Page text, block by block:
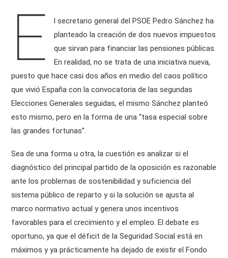
E
l secretario general del PSOE Pedro Sánchez ha
planteado la creación de dos nuevos impuestos
que sirvan para financiar las pensiones públicas.
En realidad, no se trata de una iniciativa nueva,
puesto que hace casi dos años en medio del caos político
que vivió España con la convocatoria de las segundas
Elecciones Generales seguidas, el mismo Sánchez planteó
esto mismo, pero en la forma de una “tasa especial sobre
las grandes fortunas”.
Sea de una forma u otra, la cuestión es analizar si el
diagnóstico del principal partido de la oposición es razonable
ante los problemas de sostenibilidad y suficiencia del
sistema público de reparto y si la solución se ajusta al
marco normativo actual y genera unos incentivos
favorables para el crecimiento y el empleo. El debate es
oportuno, ya que el déficit de la Seguridad Social está en
máximos y ya prácticamente ha dejado de existir el Fondo